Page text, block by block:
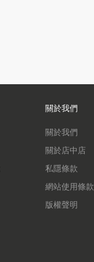
關於我們
關於我們
關於店中店
私隱條款
網站使用條款
版權聲明